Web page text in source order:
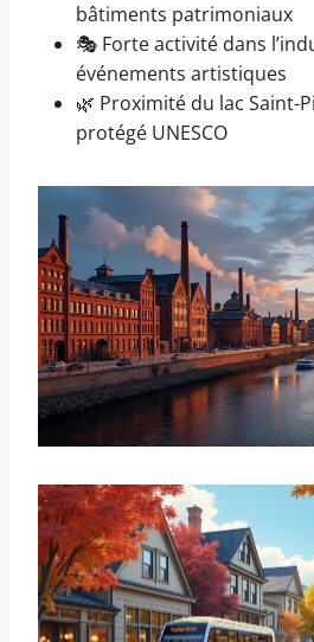
bâtiments patrimoniaux
🎭 Forte activité dans
événements artistiques
🌿 Proximité du lac Saint-
protégé UNESCO